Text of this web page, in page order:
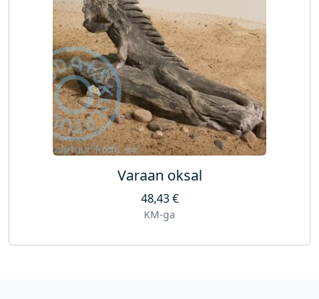
Varaan oksal
48,43€
KM-ga